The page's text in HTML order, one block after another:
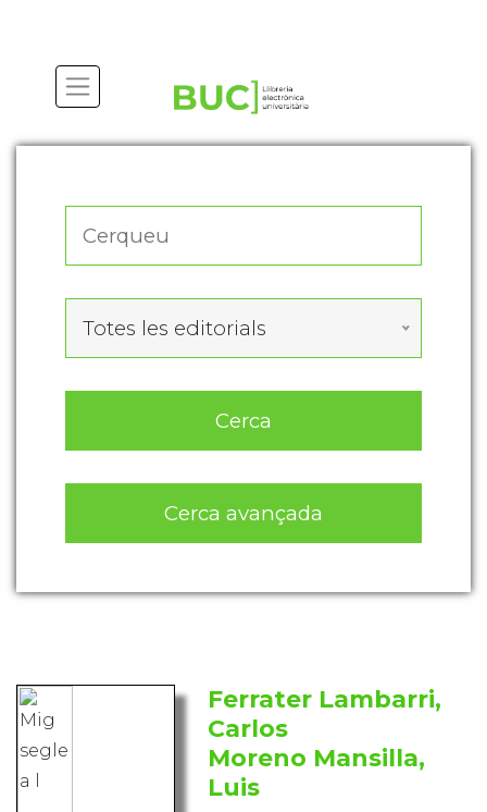
Totes les editorials
Cerca
Cerca avançada
Ferrater Lambarri,
Carlos
Moreno Mansilla,
Luis